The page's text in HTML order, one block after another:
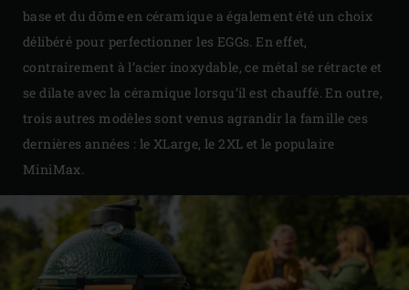
base et du dôme en céramique a également été un choix
délibéré pour perfectionner les EGGs. En effet,
contrairement à l’acier inoxydable, ce métal se rétracte et
se dilate avec la céramique lorsqu’il est chauffé. En outre,
trois autres modèles sont venus agrandir la famille ces
dernières années : le XLarge, le 2XL et le populaire
MiniMax.